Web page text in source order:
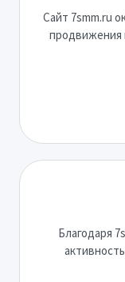
Сайт 7smm.ru
продвижения
Благодаря